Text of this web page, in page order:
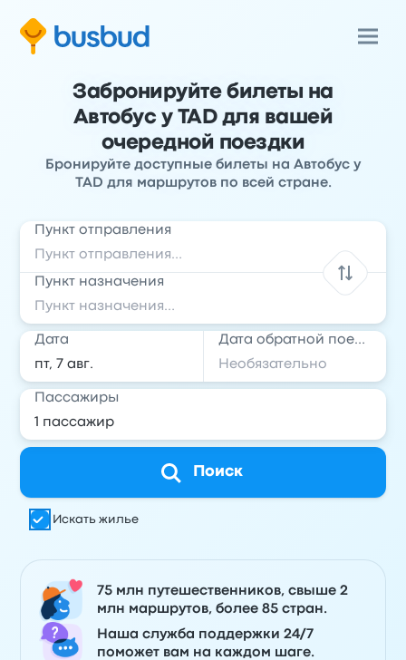
Забронируйте билеты на
Автобус у TAD для вашей
очередной поездки
Бронируйте доступные билеты на Автобус у
TAD для маршрутов по всей стране.
Пункт отправления
Пункт назначения
Дата Дата обратной поездки
Пассажиры
Поиск
Искать жилье
75 млн путешественников, свыше 2
млн маршрутов, более 85 стран.
Наша служба поддержки 24/7
поможет вам на каждом шаге.